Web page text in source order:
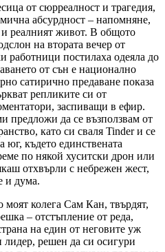
от сюрреалност и трагедия,
абсурдност – напомняне,
и реалният живот. В общото
на втората вечер от
работници постилаха одеяла до
от сън е национално
сатирично предаване показа
репликите си от
заспиващи в ефир.
предложи да се възползвам от
като си сваля Tinder и се
юг, където единствената
по някой хуситски дрон или
отхвърли с небрежен жест,
и дума.
колега Сам Кан, твърдят,
– отстъпление от реда,
на един от неговите уж
решен да си осигури